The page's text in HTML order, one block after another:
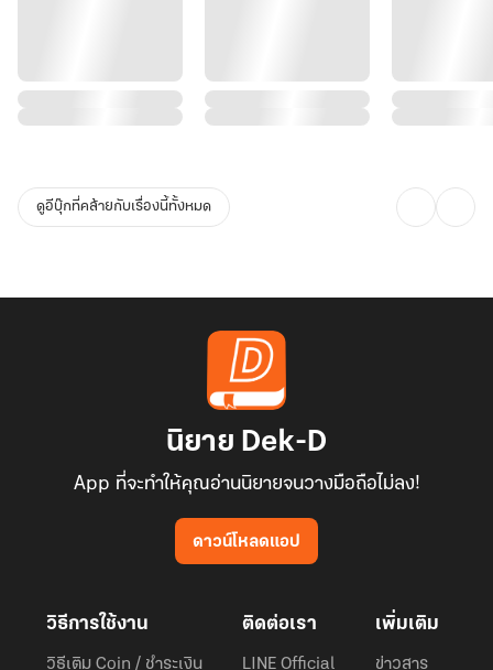
ดูอีบุ๊กที่คล้ายกับเรื่องนี้ทั้งหมด
นิยาย Dek-D
App ที่จะทำให้คุณอ่านนิยายจนวางมือถือไม่ลง!
ดาวน์โหลดแอป
วิธีการใช้งาน
วิธีเติม Coin / ชำระเงิน
ติดต่อเรา
LINE Official
เพิ่มเติม
ข่าวสาร